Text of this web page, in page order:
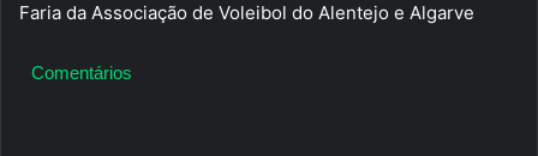
Faria da Associação de Voleibol do Alentejo e Algarve
Comentários